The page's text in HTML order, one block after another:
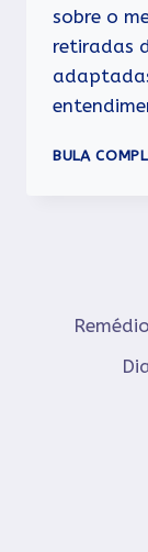
sobre o
retiradas
BULA